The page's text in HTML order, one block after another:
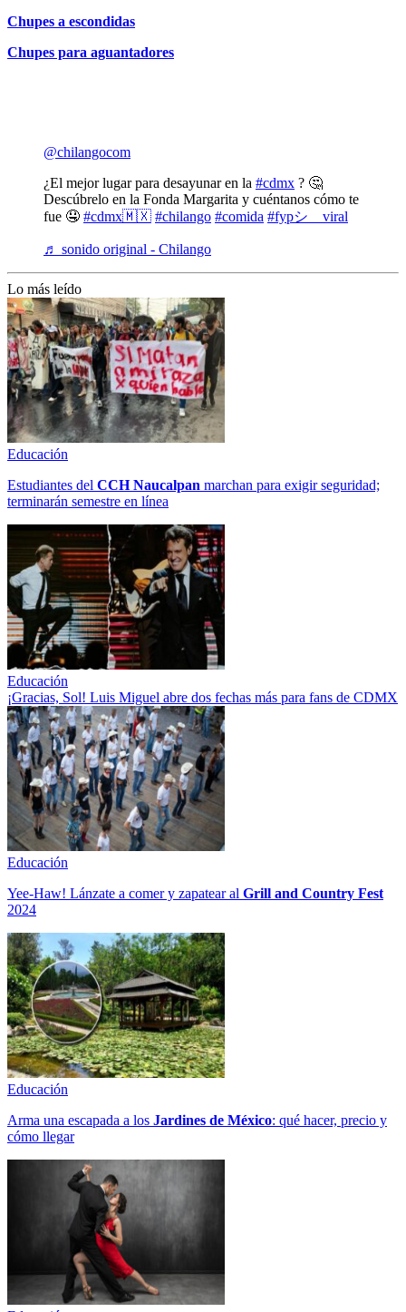
Chupes a escondidas
Chupes para aguantadores
@chilangocom
¿El mejor lugar para desayunar en la #cdmx ? 🤔
Descúbrelo en la Fonda Margarita y cuéntanos cómo te
fue 🤤 #cdmx🇲🇽 #chilango #comida #fypシ゚viral
♬ sonido original - Chilango
Lo más leído
Educación
Estudiantes del CCH Naucalpan marchan para exigir seguridad;
terminarán semestre en línea
Educación
¡Gracias, Sol! Luis Miguel abre dos fechas más para fans de CDMX
Educación
Yee-Haw! Lánzate a comer y zapatear al Grill and Country Fest
2024
Educación
Arma una escapada a los Jardines de México: qué hacer, precio y
cómo llegar